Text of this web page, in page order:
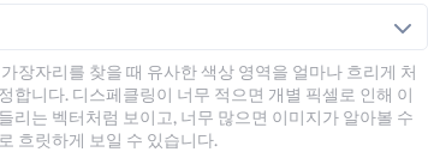
장자리를 찾을 때 유사한 색상 영역을 얼마나 흐리게 처
합니다. 디스페클링이 너무 적으면 개별 픽셀로 인해 이
리는 벡터처럼 보이고, 너무 많으면 이미지가 알아볼 수
흐릿하게 보일 수 있습니다.